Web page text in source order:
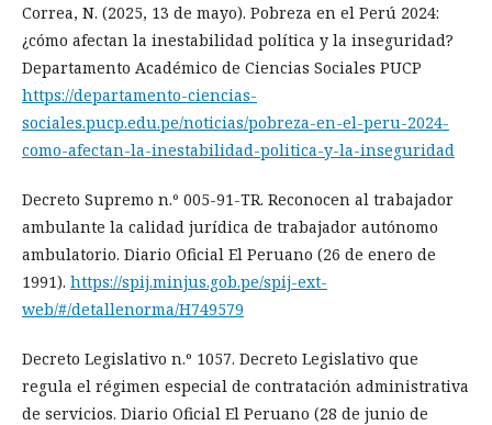
Correa, N. (2025, 13 de mayo). Pobreza en el Perú 2024:
¿cómo afectan la inestabilidad política y la inseguridad?
Departamento Académico de Ciencias Sociales PUCP
https://departamento-ciencias-
sociales.pucp.edu.pe/noticias/pobreza-en-el-peru-2024-
como-afectan-la-inestabilidad-politica-y-la-inseguridad
Decreto Supremo n.º 005-91-TR. Reconocen al trabajador
ambulante la calidad jurídica de trabajador autónomo
ambulatorio. Diario Oficial El Peruano (26 de enero de
1991). https://spij.minjus.gob.pe/spij-ext-
web/#/detallenorma/H749579
Decreto Legislativo n.º 1057. Decreto Legislativo que
regula el régimen especial de contratación administrativa
de servicios. Diario Oficial El Peruano (28 de junio de